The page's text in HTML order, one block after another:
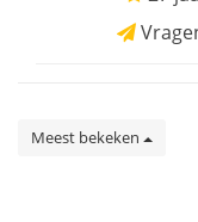
Meest bekeken